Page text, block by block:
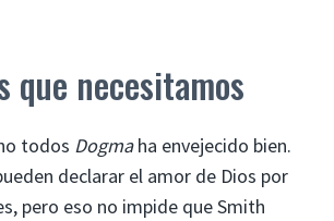
que necesitamos
todos Dogmaha envejecido bien.
declarar el amor de Dios por
pero eso no impide que Smith